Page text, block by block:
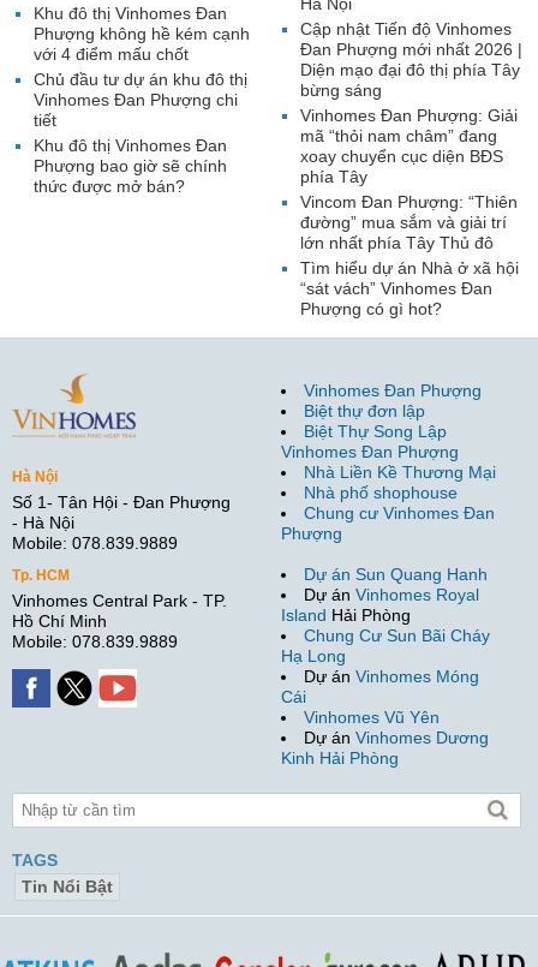
Hà Nội
Cập nhật Tiến độ Vinhomes
Đan Phượng mới nhất 2026 |
Diện mạo đại đô thị phía Tây
bừng sáng
Vinhomes Đan Phượng: Giải
mã “thỏi nam châm” đang
xoay chuyển cục diện BĐS
phía Tây
Vincom Đan Phượng: “Thiên
đường” mua sắm và giải trí
lớn nhất phía Tây Thủ đô
Tìm hiểu dự án Nhà ở xã hội
“sát vách” Vinhomes Đan
Phượng có gì hot?
Khu đô thị Vinhomes Đan
Phượng không hề kém cạnh
với 4 điểm mấu chốt
Chủ đầu tư dự án khu đô thị
Vinhomes Đan Phượng chi
tiết
Khu đô thị Vinhomes Đan
Phượng bao giờ sẽ chính
thức được mở bán?
Hà Nội
Số 1- Tân Hội - Đan Phượng
- Hà Nội
Mobile: 078.839.9889
Tp. HCM
Vinhomes Central Park - TP.
Hồ Chí Minh
Mobile: 078.839.9889
Vinhomes Đan Phượng
Biệt thự đơn lập
Biệt Thự Song Lập
Vinhomes Đan Phượng
Nhà Liền Kề Thương Mại
Nhà phố shophouse
Chung cư Vinhomes Đan
Phượng
Dự án Sun Quang Hanh
Dự án Vinhomes Royal
Island Hải Phòng
Chung Cư Sun Bãi Cháy
Hạ Long
Dự án Vinhomes Móng
Cái
Vinhomes Vũ Yên
Dự án Vinhomes Dương
Kinh Hải Phòng
TAGS
Tin Nổi Bật